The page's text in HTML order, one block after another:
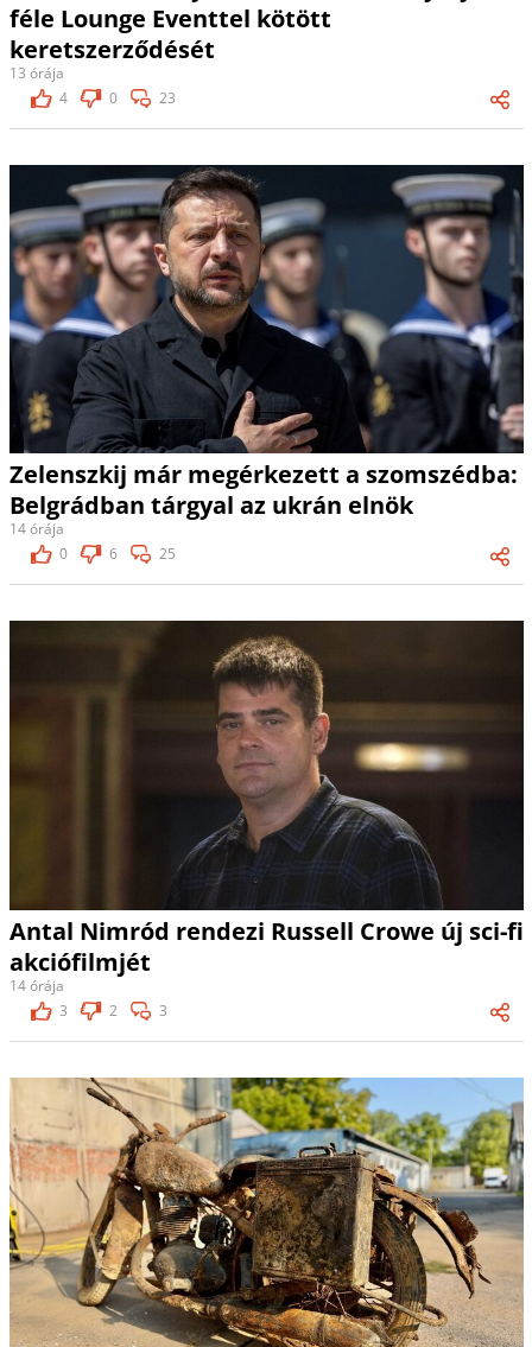
féle Lounge Eventtel kötött
keretszerződését
13 órája
4
0 23
Zelenszkij már megérkezett a szomszédba:
Belgrádban tárgyal az ukrán elnök
14 órája
0
6 25
Antal Nimród rendezi Russell Crowe új sci-fi
akciófilmjét
14 órája
3
2 3